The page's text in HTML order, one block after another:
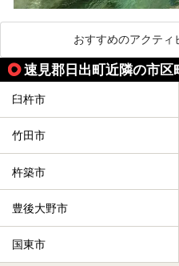
おすすめのアクティ
速見郡日出町近隣の市
臼杵市
竹田市
杵築市
豊後大野市
国東市